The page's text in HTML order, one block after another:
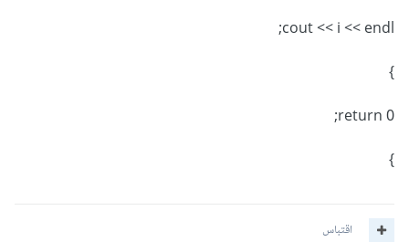
cout << i << endl;
}
return 0;
}
اقتباس